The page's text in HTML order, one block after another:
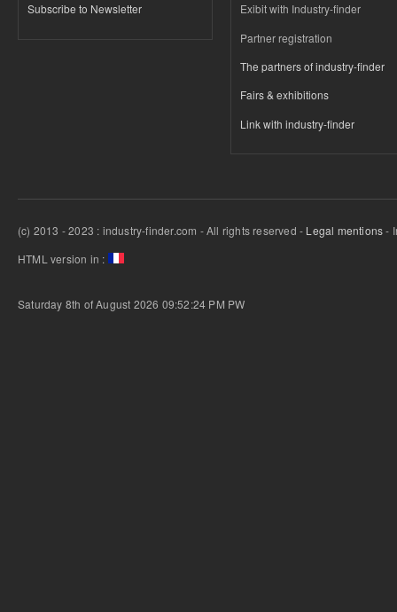
Subscribe to Newsletter
Exibit with Industry-finder
Partner registration
The partners of industry-finder
Fairs & exhibitions
Link with industry-finder
(c) 2013 - 2023 : industry-finder.com - All rights reserved - Legal mentions-
HTML version in :
Saturday 8th of August 2026 09:52:24 PM PW